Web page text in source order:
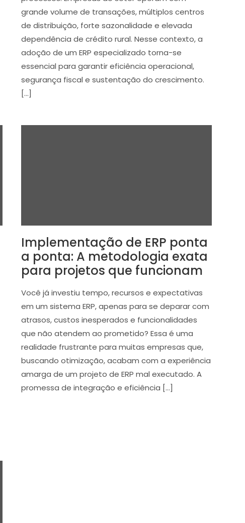
grande volume de transações, múltiplos centros
de distribuição, forte sazonalidade e elevada
dependência de crédito rural. Nesse contexto, a
adoção de um ERP especializado torna-se
essencial para garantir eficiência operacional,
segurança fiscal e sustentação do crescimento.
[…]
Implementação de ERP ponta
a ponta: A metodologia exata
para projetos que funcionam
Você já investiu tempo, recursos e expectativas
em um sistema ERP, apenas para se deparar com
atrasos, custos inesperados e funcionalidades
que não atendem ao prometido? Essa é uma
realidade frustrante para muitas empresas que,
buscando otimização, acabam com a experiência
amarga de um projeto de ERP mal executado. A
promessa de integração e eficiência […]